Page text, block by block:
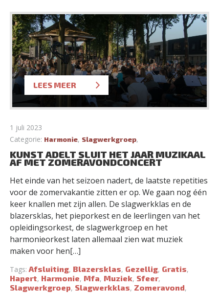
LEES MEER
1 juli 2023
Categorie: Harmonie, Slagwerkgroep,
KUNST ADELT SLUIT HET JAAR MUZIKAAL
AF MET ZOMERAVONDCONCERT
Het einde van het seizoen nadert, de laatste repetities
voor de zomervakantie zitten er op. We gaan nog één
keer knallen met zijn allen. De slagwerkklas en de
blazersklas, het pieporkest en de leerlingen van het
opleidingsorkest, de slagwerkgroep en het
harmonieorkest laten allemaal zien wat muziek
maken voor hen[…]
Tags:Afsluiting, Blazersklas, Gezellig, Gratis,
Hapert, Harmonie, Mfa, Muziek, Sfeer,
Slagwerkgroep, Slagwerkklas, Zomeravond,